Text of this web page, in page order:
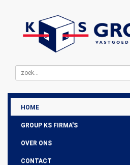
HOME
GROUP KS FIRMA'S
OVER ONS
CONTACT